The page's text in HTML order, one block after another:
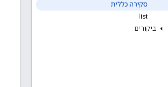
סקירה כללית
list
ביקורים